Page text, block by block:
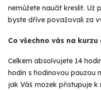
nemůžete naučit kreslit. Už
byste dříve považovali za
Co všechno vás na kurzu
Celkem absolvujete 14
hodin s hodinovou pauzou
jak Váš mozek přistupuje